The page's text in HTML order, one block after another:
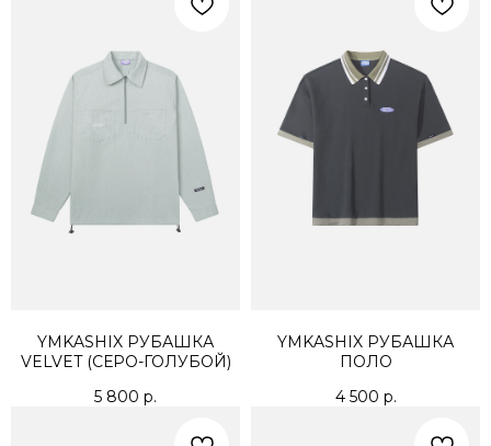
YMKASHIX РУБАШКА
VELVET (СЕРО-ГОЛУБОЙ)
5 800 р.
YMKASHIX РУБАШКА
ПОЛО
4 500 р.